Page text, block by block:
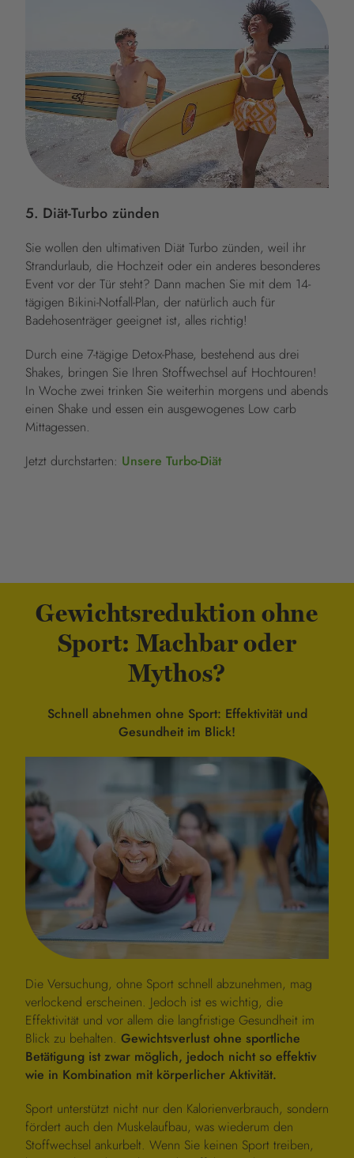
5. Diät-Turbo zünden
Sie wollen den ultimativen Diät Turbo zünden, weil ihr
Strandurlaub, die Hochzeit oder ein anderes besonderes
Event vor der Tür steht? Dann machen Sie mit dem 14-
tägigen Bikini-Notfall-Plan, der natürlich auch für
Badehosenträger geeignet ist, alles richtig!
Durch eine 7-tägige Detox-Phase, bestehend aus drei
Shakes, bringen Sie Ihren Stoffwechsel auf Hochtouren!
In Woche zwei trinken Sie weiterhin morgens und abends
einen Shake und essen ein ausgewogenes Low carb
Mittagessen.
Jetzt durchstarten: Unsere Turbo-Diät
Gewichtsreduktion ohne
Sport: Machbar oder
Mythos?
Schnell abnehmen ohne Sport: Effektivität und
Gesundheit im Blick!
Die Versuchung, ohne Sport schnell abzunehmen, mag
verlockend erscheinen. Jedoch ist es wichtig, die
Effektivität und vor allem die langfristige Gesundheit im
Blick zu behalten. Gewichtsverlust ohne sportliche
Betätigung ist zwar möglich, jedoch nicht so effektiv
wie in Kombination mit körperlicher Aktivität.
Sport unterstützt nicht nur den Kalorienverbrauch, sondern
fördert auch den Muskelaufbau, was wiederum den
Stoffwechsel ankurbelt. Wenn Sie keinen Sport treiben,